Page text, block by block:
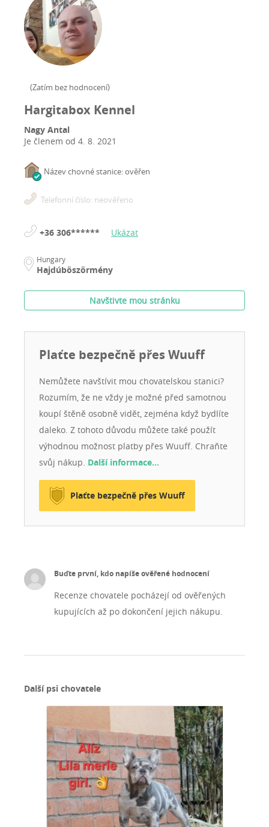
(Zatím bez hodnocení)
Hargitabox Kennel
Nagy Antal
Je členem od 4. 8. 2021
Název chovné stanice: ověřen
Telefonní číslo: neověřeno
+36 306****** Ukázat
Hungary
Hajdúböszörmény
Navštivte mou stránku
Plaťte bezpečně přes Wuuff
Nemůžete navštívit mou chovatelskou stanici?
Rozumím, že ne vždy je možné před samotnou
koupí štěně osobně vidět, zejména když bydlíte
daleko. Z tohoto důvodu můžete také použít
výhodnou možnost platby přes Wuuff. Chraňte
svůj nákup. Další informace…
Plaťte bezpečně přes Wuuff
Buďte první, kdo napíše ověřené hodnocení
Recenze chovatele pocházejí od ověřených
kupujících až po dokončení jejich nákupu.
Další psi chovatele